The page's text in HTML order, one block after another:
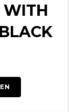
WITH